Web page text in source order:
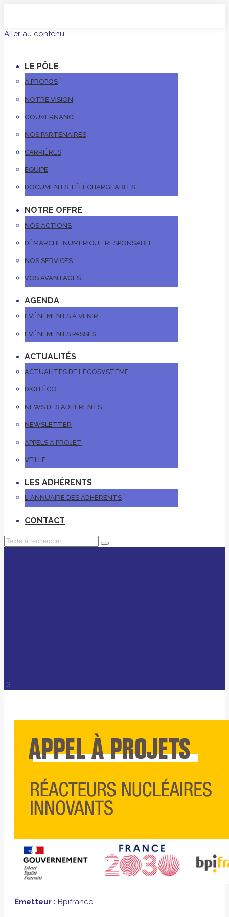
Aller au contenu
LE PÔLE
À PROPOS
NOTRE VISION
GOUVERNANCE
NOS PARTENAIRES
CARRIÈRES
ÉQUIPE
DOCUMENTS TÉLÉCHARGEABLES
NOTRE OFFRE
NOS ACTIONS
DÉMARCHE NUMÉRIQUE RESPONSABLE
NOS SERVICES
VOS AVANTAGES
AGENDA
EVÉNEMENTS À VENIR
EVÉNEMENTS PASSÉS
ACTUALITÉS
ACTUALITÉS DE L’ÉCOSYSTÈME
DIGITÉCO
NEWS DES ADHÉRENTS
NEWSLETTER
APPELS À PROJET
VEILLE
LES ADHÉRENTS
L’ ANNUAIRE DES ADHÉRENTS
CONTACT
Émetteur : Bpifrance